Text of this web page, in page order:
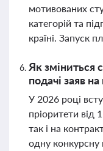
мотивованих
категорій та
країні. Запуск
Як зміниться
подачі заяв
У 2026 році
пріоритети від
так і на
одну конкурсну